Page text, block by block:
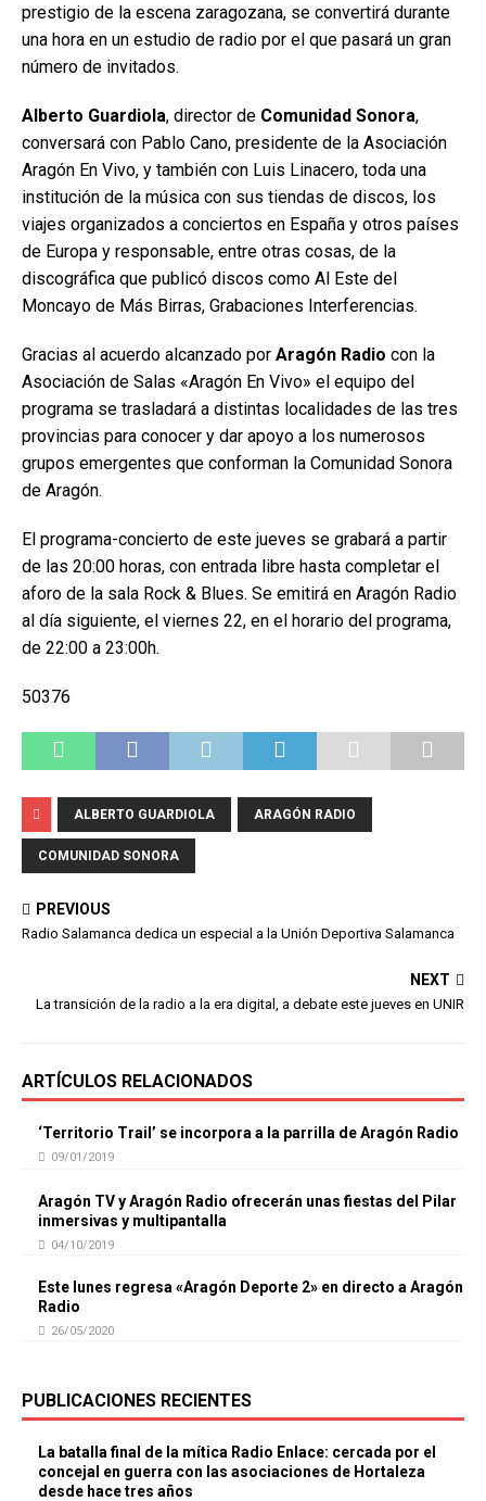
prestigio de la escena zaragozana, se convertirá durante
una hora en un estudio de radio por el que pasará un gran
número de invitados.
Alberto Guardiola, director de Comunidad Sonora,
conversará con Pablo Cano, presidente de la Asociación
Aragón En Vivo, y también con Luis Linacero, toda una
institución de la música con sus tiendas de discos, los
viajes organizados a conciertos en España y otros países
de Europa y responsable, entre otras cosas, de la
discográfica que publicó discos como Al Este del
Moncayo de Más Birras, Grabaciones Interferencias.
Gracias al acuerdo alcanzado por Aragón Radio con la
Asociación de Salas «Aragón En Vivo» el equipo del
programa se trasladará a distintas localidades de las tres
provincias para conocer y dar apoyo a los numerosos
grupos emergentes que conforman la Comunidad Sonora
de Aragón.
El programa-concierto de este jueves se grabará a partir
de las 20:00 horas, con entrada libre hasta completar el
aforo de la sala Rock & Blues. Se emitirá en Aragón Radio
al día siguiente, el viernes 22, en el horario del programa,
de 22:00 a 23:00h.
50376
ALBERTO GUARDIOLA ARAGÓN RADIO
COMUNIDAD SONORA
PREVIOUS
Radio Salamanca dedica un especial a la Unión Deportiva Salamanca
NEXT
La transición de la radio a la era digital, a debate este jueves en UNIR
ARTÍCULOS RELACIONADOS
‘Territorio Trail’ se incorpora a la parrilla de Aragón Radio
09/01/2019
Aragón TV y Aragón Radio ofrecerán unas fiestas del Pilar
inmersivas y multipantalla
04/10/2019
Este lunes regresa «Aragón Deporte 2» en directo a Aragón
Radio
26/05/2020
PUBLICACIONES RECIENTES
La batalla final de la mítica Radio Enlace: cercada por el
concejal en guerra con las asociaciones de Hortaleza
desde hace tres años